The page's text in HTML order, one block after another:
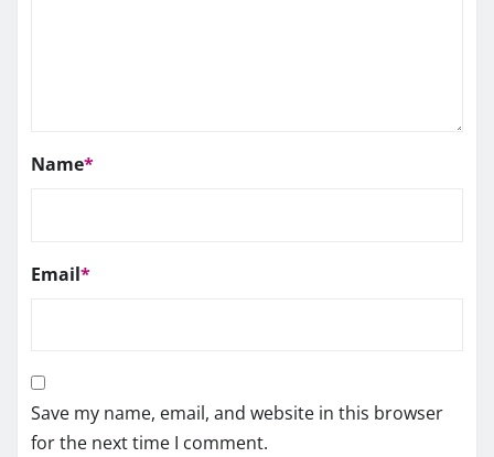
Name*
Email*
Save my name, email, and website in this browser
for the next time I comment.